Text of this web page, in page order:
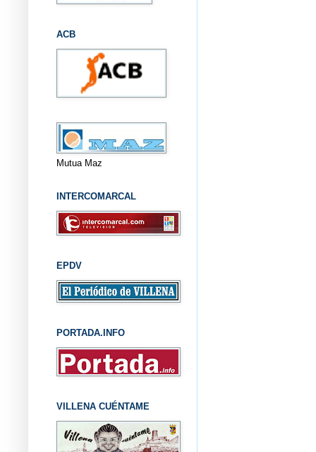
ACB
Mutua Maz
INTERCOMARCAL
EPDV
PORTADA.INFO
VILLENA CUÉNTAME